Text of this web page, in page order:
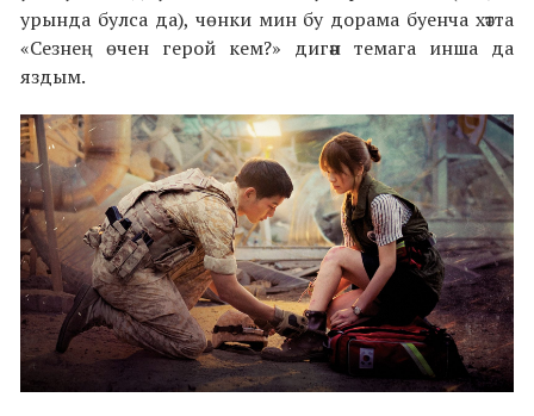
урында булса да), чөнки мин бу дорама буенча хәтта
«Сезнең өчен герой кем?» дигән темага инша да
яздым.